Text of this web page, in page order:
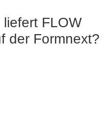
FLOW
der Formnext?